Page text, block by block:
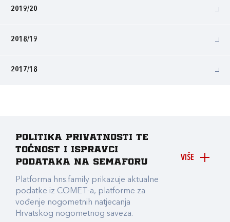
2019/20
2018/19
2017/18
VIŠE
Politika privatnosti te
točnost i ispravci
podataka na Semaforu
Platforma hns.family prikazuje aktualne
podatke iz COMET-a, platforme za
vođenje nogometnih natjecanja
Hrvatskog nogometnog saveza.